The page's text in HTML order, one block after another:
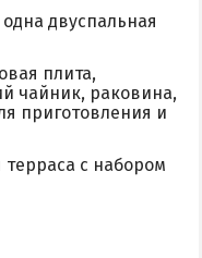
одна двуспальная
плита,
чайник, раковина,
приготовления и
с набором